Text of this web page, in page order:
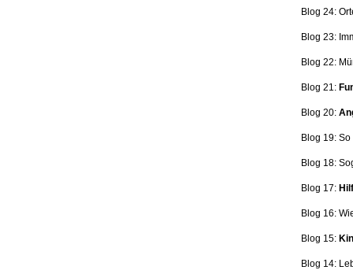
Blog 24:
Blog 23:
Blog 22:
Blog 21:
Blog 20:
Blog 19:
Blog 18:
Blog 17:
Blog 16:
Blog 15:
Blog 14: